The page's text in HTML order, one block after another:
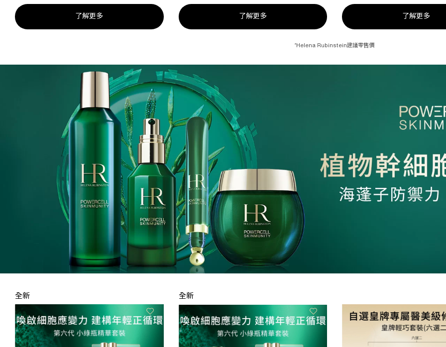
了解更多 了解更多 了解更多
* Helena Rubinstein建議零售價
全新 全新